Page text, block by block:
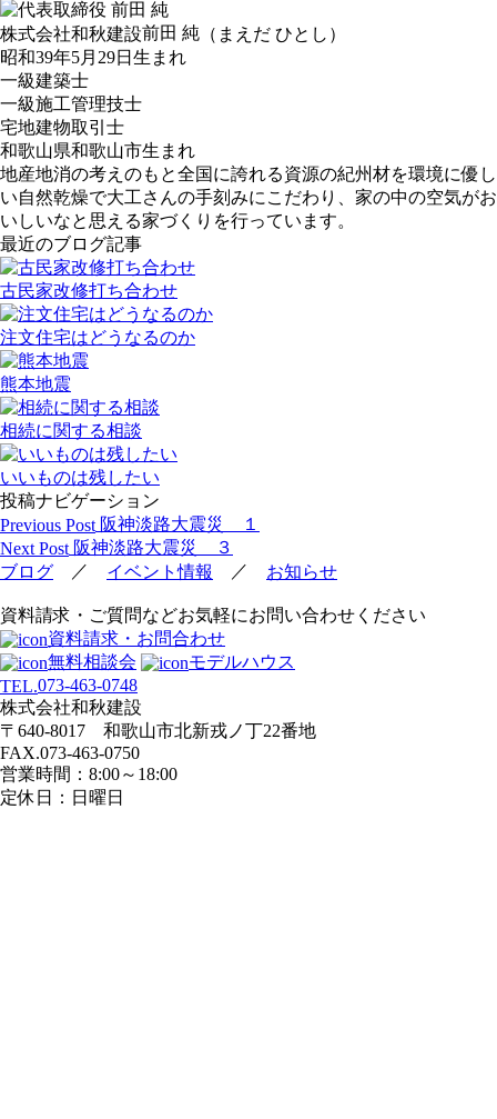
株式会社和秋建設前田 純 （まえだ ひとし）
昭和39年5月29日生まれ
一級建築士
一級施工管理技士
宅地建物取引士
和歌山県和歌山市生まれ
地産地消の考えのもと全国に誇れる資源の紀州材を環境に優し
い自然乾燥で大工さんの手刻みにこだわり、家の中の空気がお
いしいなと思える家づくりを行っています。
最近のブログ記事
古民家改修打ち合わせ
注文住宅はどうなるのか
熊本地震
相続に関する相談
いいものは残したい
投稿ナビゲーション
Previous Post 阪神淡路大震災 １
Next Post 阪神淡路大震災 ３
ブログ ／ イベント情報 ／ お知らせ
資料請求・ご質問などお気軽にお問い合わせください
資料請求・お問合わせ
無料相談会
モデルハウス
TEL.073-463-0748
株式会社和秋建設
〒640-8017 和歌山市北新戎ノ丁22番地
FAX.073-463-0750
営業時間：8:00～18:00
定休日：日曜日